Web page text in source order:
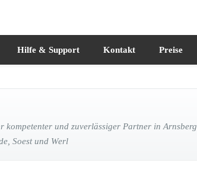
Hilfe & Support Kontakt Preise
kompetenter und zuverlässiger Partner in Arnsberg,
Soest und Werl